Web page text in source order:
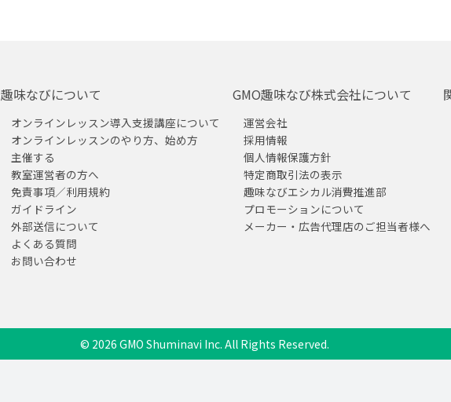
趣味なびについて
オンラインレッスン導入支援講座について
オンラインレッスンのやり方、始め方
主催する
教室運営者の方へ
免責事項／利用規約
ガイドライン
外部送信について
よくある質問
お問い合わせ
GMO趣味なび株式会社について
運営会社
採用情報
個人情報保護方針
特定商取引法の表示
趣味なびエシカル消費推進部
プロモーションについて
メーカー・広告代理店のご担当者様へ
© 2026 GMO Shuminavi Inc. All Rights Reserved.